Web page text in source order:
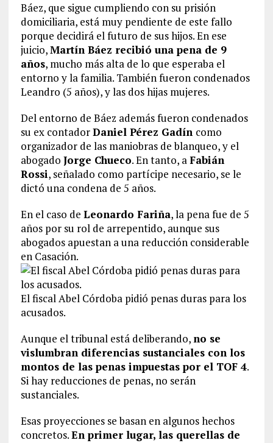
Báez, que sigue cumpliendo con su prisión
domiciliaria, está muy pendiente de este fallo
porque decidirá el futuro de sus hijos. En ese
juicio,Martín Báez recibió una pena de 9
años, mucho más alta de lo que esperaba el
entorno y la familia. También fueron condenados
Leandro (5 años), y las dos hijas mujeres.
Del entorno de Báez además fueron condenados
su ex contadorDaniel Pérez Gadín como
organizador de las maniobras de blanqueo, y el
abogado Jorge Chueco. En tanto, aFabián
Rossi, señalado como partícipe necesario, se le
dictó una condena de 5 años.
En el caso de Leonardo Fariña, la pena fue de 5
años por su rol de arrepentido, aunque sus
abogados apuestan a una reducción considerable
en Casación.
El fiscal Abel Córdoba pidió penas duras para los
acusados.
Aunque el tribunal está deliberando, no se
vislumbran diferencias sustanciales con los
montos de las penas impuestas por el TOF 4.
Si hay reducciones de penas, no serán
sustanciales.
Esas proyecciones se basan en algunos hechos
concretos.En primer lugar, las querellas de